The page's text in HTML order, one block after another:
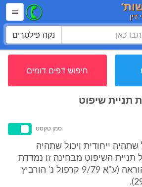
נקה פילטרים
חיפוש דפים דומים
תניית שיפוט
סמן טקסט
שתהיה ייחודית ויכול שתהיה
השיפוט מבחינה זו נמדדת
על-פי לשונה של ההוראה (ע"א 9/79 קרפול נ' הורביץ